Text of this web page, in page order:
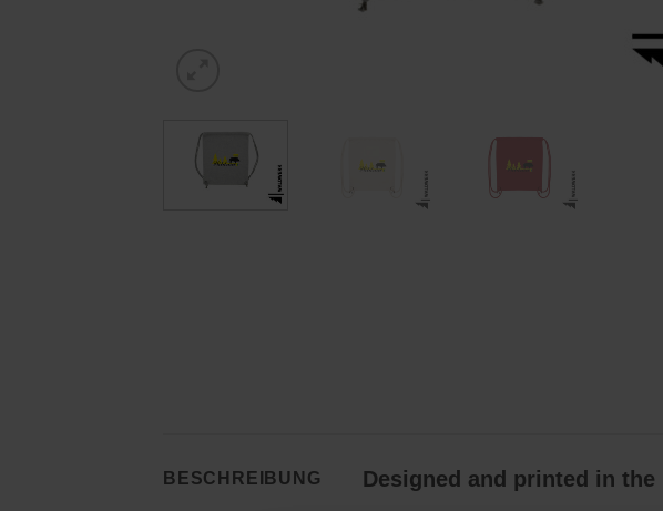
BESCHREIBUNG
Designed and printed in the